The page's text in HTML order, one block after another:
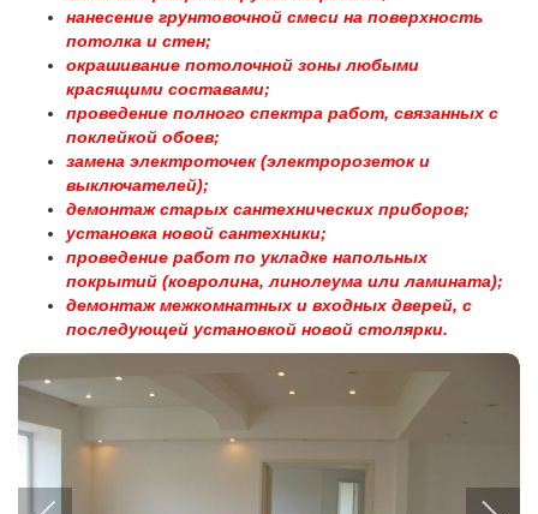
нанесение грунтовочной смеси на поверхность
потолка и стен;
окрашивание потолочной зоны любыми
красящими составами;
проведение полного спектра работ, связанных с
поклейкой обоев;
замена электроточек (электророзеток и
выключателей);
демонтаж старых сантехнических приборов;
установка новой сантехники;
проведение работ по укладке напольных
покрытий (ковролина, линолеума или ламината);
демонтаж межкомнатных и входных дверей, с
последующей установкой новой столярки.